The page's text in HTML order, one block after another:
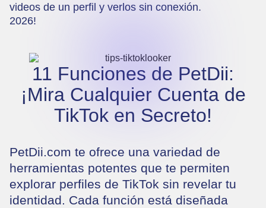
videos de un perfil y verlos sin conexión.
2026!
11 Funciones de PetDii:
¡Mira Cualquier Cuenta de
TikTok en Secreto!
PetDii.com te ofrece una variedad de
herramientas potentes que te permiten
explorar perfiles de TikTok sin revelar tu
identidad. Cada función está diseñada